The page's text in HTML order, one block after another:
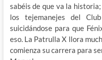
sabéis de que va la
los tejemanejes del
suicidándose para que
eso. La Patrulla X llora
comienza su carrera para